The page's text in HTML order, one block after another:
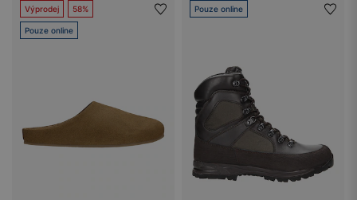
Výprodej 58%
Pouze online
Pouze online